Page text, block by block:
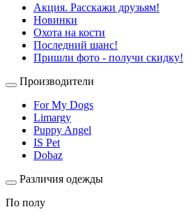
Акция. Расскажи друзьям!
Новинки
Охота на кости
Последний шанс!
Пришли фото - получи скидку!
Производители
For My Dogs
Limargy
Puppy Angel
IS Pet
Dobaz
Различия одежды
По полу